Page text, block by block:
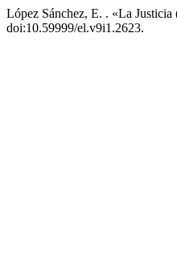
López Sánchez, E. . «La
doi:10.59999/el.v9i1.2623.